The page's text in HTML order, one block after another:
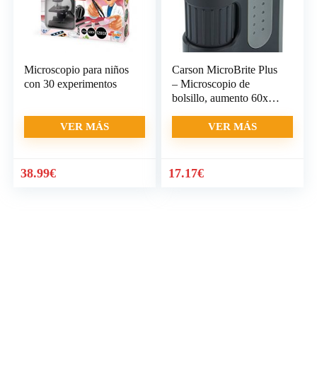
Microscopio para niños
con 30 experimentos
VER MÁS
38.99€
Carson MicroBrite Plus
– Microscopio de
bolsillo, aumento 60x-
VER MÁS
17.17€